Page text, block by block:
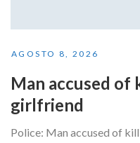
AGOSTO 8, 2026
Man accused
girlfriend
Police: Man accused of